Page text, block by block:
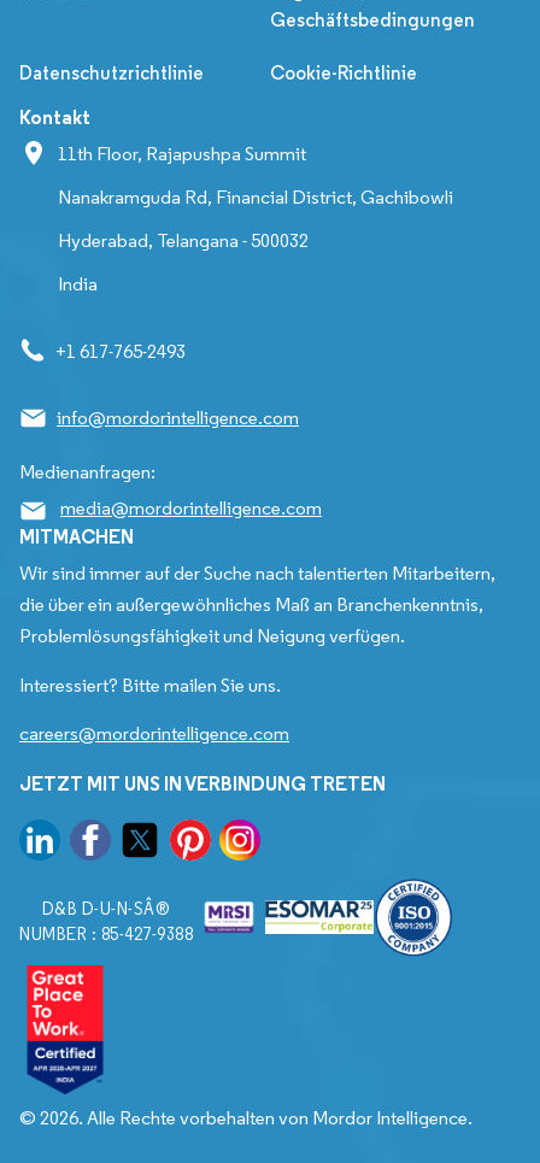
Geschäftsbedingungen
Datenschutzrichtlinie Cookie-Richtlinie
Kontakt
11th Floor, Rajapushpa Summit
Nanakramguda Rd, Financial District, Gachibowli
Hyderabad, Telangana - 500032
India
+1 617-765-2493
info@mordorintelligence.com
Medienanfragen:
media@mordorintelligence.com
MITMACHEN
Wir sind immer auf der Suche nach talentierten Mitarbeitern,
die über ein außergewöhnliches Maß an Branchenkenntnis,
Problemlösungsfähigkeit und Neigung verfügen.
Interessiert? Bitte mailen Sie uns.
careers@mordorintelligence.com
JETZT MIT UNS IN VERBINDUNG TRETEN
D&B D-U-N-SÂ®
NUMBER : 85-427-9388
© 2026. Alle Rechte vorbehalten von Mordor Intelligence.